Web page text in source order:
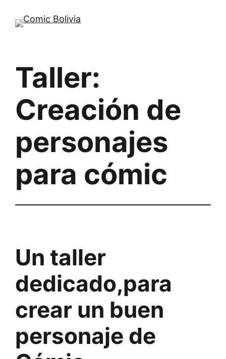
Taller:
Creación de
personajes
para cómic
Un taller
dedicado,para
crear un buen
personaje de